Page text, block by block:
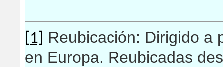
[1]
Reubicación: Dirigido a
en Europa. Reubicadas